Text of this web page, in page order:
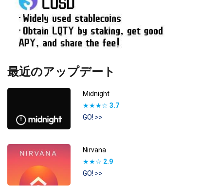
最近のアップデート
Midnight
★★★☆ 3.7
GO! >>
Nirvana
★★☆ 2.9
GO! >>